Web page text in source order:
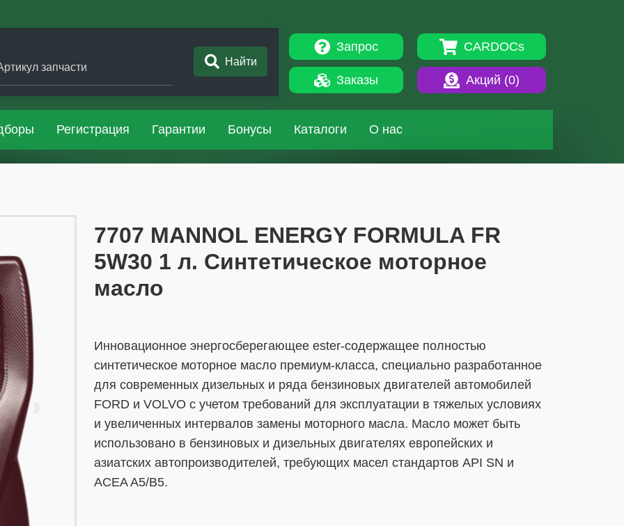
запчасти Найти
Запрос
Заказы
CARDOCs
Акций (0)
Регистрация Гарантии Бонусы Каталоги О нас
​​​​7707 MANNOL ENERGY FORMULA FR
5W30 1 л. Синтетическое моторное
масло
Инновационное энергосберегающее ester-содержащее полностью
синтетическое моторное масло премиум-класса, специально разработанное
для современных дизельных и ряда бензиновых двигателей автомобилей
FORD и VOLVO с учетом требований для эксплуатации в тяжелых условиях
и увеличенных интервалов замены моторного масла. Масло может быть
использовано в бензиновых и дизельных двигателях европейских и
азиатских автопроизводителей, требующих масел стандартов API SN и
ACEA A5/B5.